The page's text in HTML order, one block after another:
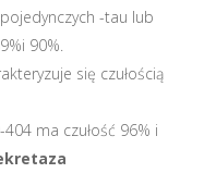
-tau lub
90%.
się czułością
ma czułość 96% i